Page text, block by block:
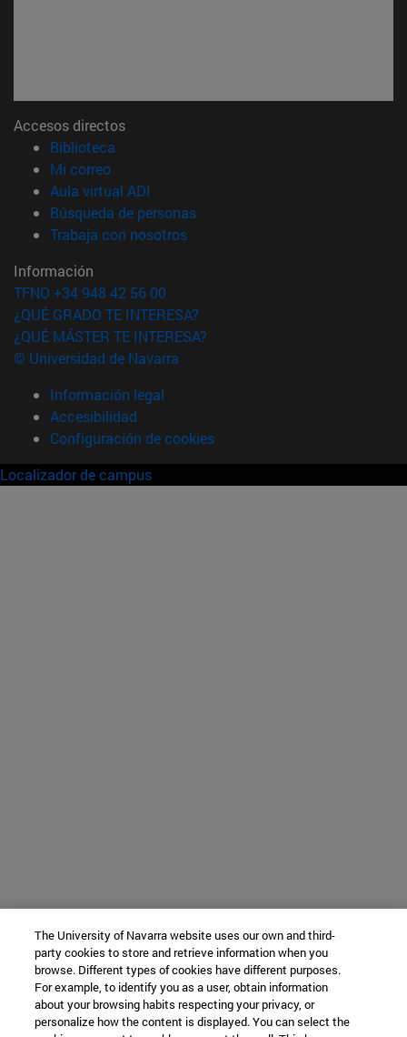
Accesos directos
Biblioteca
Mi correo(abre en nueva ventana)
Aula virtual ADI
Búsqueda de personas(abre en nueva ventana)
Trabaja con nosotros(abre en nueva ventana)
Información
TFNO +34 948 42 56 00
¿QUÉ GRADO TE INTERESA?
¿QUÉ MÁSTER TE INTERESA?
© Universidad de Navarra
Información legal
Accesibilidad
Configuración de cookies
Localizador de campus
The University of Navarra website uses our own and third-
party cookies to store and retrieve information when you
browse. Different types of cookies have different purposes.
For example, to identify you as a user, obtain information
about your browsing habits respecting your privacy, or
personalize how the content is displayed. You can select the